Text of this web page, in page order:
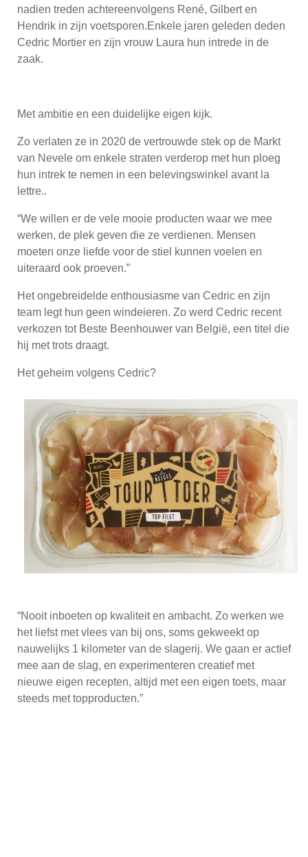
nadien treden achtereenvolgens René, Gilbert en
Hendrik in zijn voetsporen.Enkele jaren geleden deden
Cedric Mortier en zijn vrouw Laura hun intrede in de
zaak.
Met ambitie en een duidelijke eigen kijk.
Zo verlaten ze in 2020 de vertrouwde stek op de Markt
van Nevele om enkele straten verderop met hun ploeg
hun intrek te nemen in een belevingswinkel avant la
lettre..
“We willen er de vele mooie producten waar we mee
werken, de plek geven die ze verdienen. Mensen
moeten onze liefde voor de stiel kunnen voelen en
uiteraard ook proeven.”
Het ongebreidelde enthousiasme van Cedric en zijn
team legt hun geen windeieren. Zo werd Cedric recent
verkozen tot Beste Beenhouwer van België, een titel die
hij met trots draagt.
Het geheim volgens Cedric?
“Nooit inboeten op kwaliteit en ambacht. Zo werken we
het liefst met vlees van bij ons, soms gekweekt op
nauwelijks 1 kilometer van de slagerij. We gaan er actief
mee aan de slag, en experimenteren creatief met
nieuwe eigen recepten, altijd met een eigen toets, maar
steeds met topproducten.”